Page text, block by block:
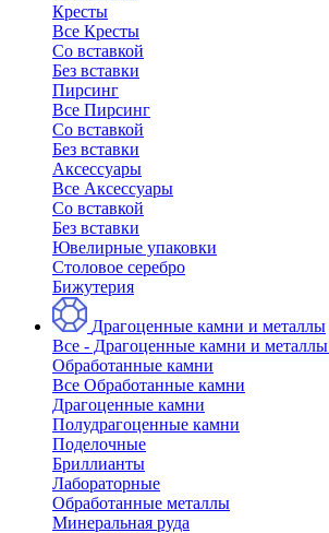
Кресты
Все Кресты
Со вставкой
Без вставки
Пирсинг
Все Пирсинг
Со вставкой
Без вставки
Аксессуары
Все Аксессуары
Со вставкой
Без вставки
Ювелирные упаковки
Столовое серебро
Бижутерия
Драгоценные камни и металлы
Все - Драгоценные камни и металлы
Обработанные камни
Все Обработанные камни
Драгоценные камни
Полудрагоценные камни
Поделочные
Бриллианты
Лабораторные
Обработанные металлы
Минеральная руда